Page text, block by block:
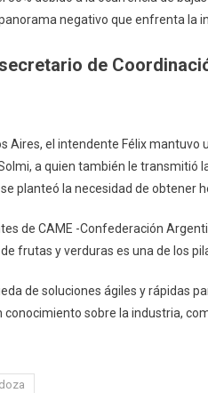
negativo que enfrenta la
de
Aires, el intendente Félix
a quien también le transmitió
planteó la necesidad de obtener
de CAME -Confederación
frutas y verduras es una de los
de soluciones ágiles y rápidas
sobre la industria,